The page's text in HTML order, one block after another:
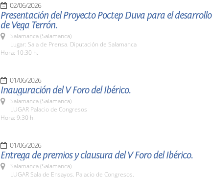
02/06/2026
Presentación del Proyecto Poctep Duva para el desarrollo
de Vega Terrón.
Salamanca (Salamanca)
Lugar: Sala de Prensa. Diputación de Salamanca
Hora: 10:30 h.
01/06/2026
Inauguración del V Foro del Ibérico.
Salamanca (Salamanca)
LUGAR Palacio de Congresos
Hora: 9:30 h.
01/06/2026
Entrega de premios y clausura del V Foro del Ibérico.
Salamanca (Salamanca)
LUGAR Sala de Ensayos. Palacio de Congresos.